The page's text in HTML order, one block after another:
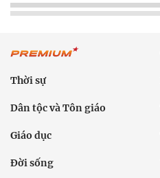
Thời sự
Dân tộc và Tôn giáo
Giáo dục
Đời sống